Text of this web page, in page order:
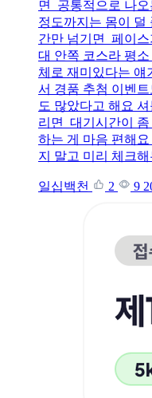
면 공통적으로 나
정도까지는 몸이
간만 넘기면 페이
대 안쪽 코스라 평
체로 재미있다는 얘
서 경품 추첨 이벤
도 많았다고 해요
리면 대기시간이
하는 게 마음 편해요
지 말고 미리 체크해
일십백천 2 9